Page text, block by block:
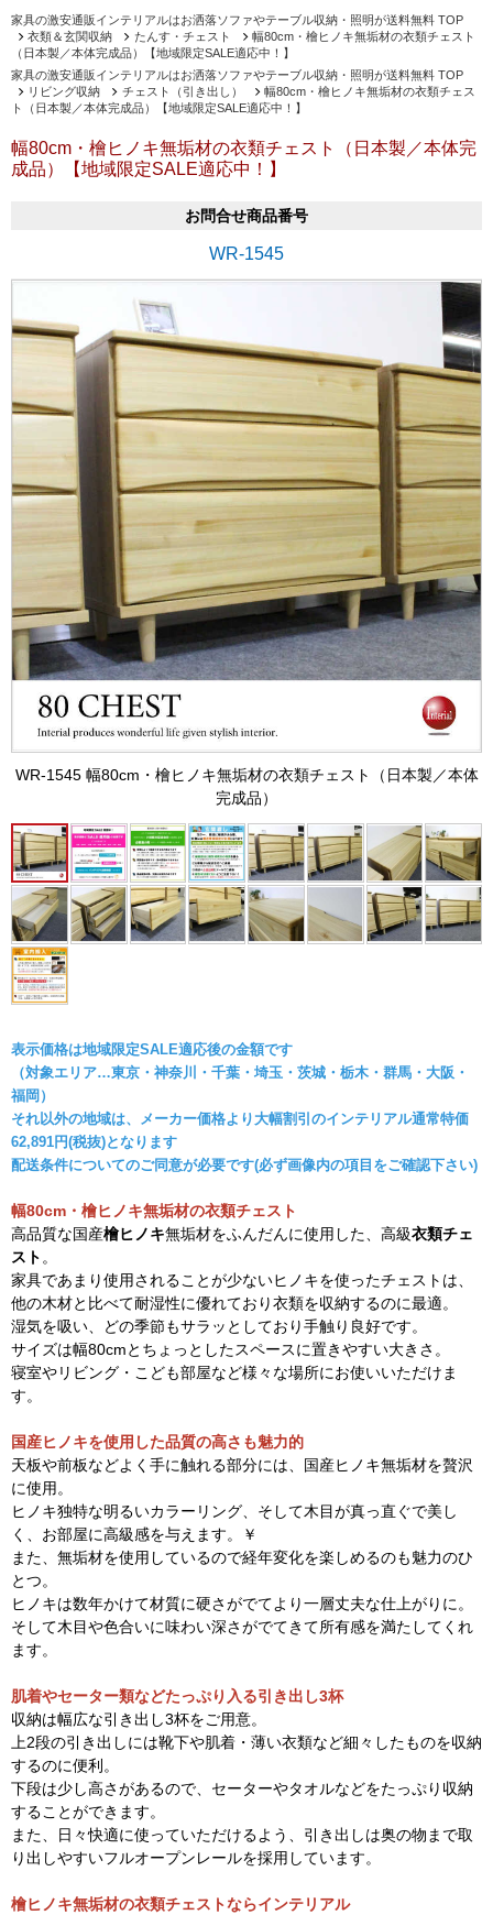
家具の激安通販インテリアルはお洒落ソファやテーブル収納・照明が送料無料 TOP
衣類＆玄関収納
たんす・チェスト
幅80cm・檜ヒノキ無垢材の衣類チェスト
（日本製／本体完成品）【地域限定SALE適応中！】
家具の激安通販インテリアルはお洒落ソファやテーブル収納・照明が送料無料 TOP
リビング収納
チェスト（引き出し）
幅80cm・檜ヒノキ無垢材の衣類チェス
ト（日本製／本体完成品）【地域限定SALE適応中！】
幅80cm・檜ヒノキ無垢材の衣類チェスト（日本製／本体完
成品）【地域限定SALE適応中！】
お問合せ商品番号
WR-1545
WR-1545 幅80cm・檜ヒノキ無垢材の衣類チェスト（日本製／本体
完成品）
表示価格は地域限定SALE適応後の金額です
（対象エリア…東京・神奈川・千葉・埼玉・茨城・栃木・群馬・大阪・
福岡）
それ以外の地域は、メーカー価格より大幅割引のインテリアル通常特価
62,891円(税抜)となります
配送条件についてのご同意が必要です(必ず画像内の項目をご確認下さい)
幅80cm・檜ヒノキ無垢材の衣類チェスト
高品質な国産檜ヒノキ無垢材をふんだんに使用した、高級衣類チェ
スト。
家具であまり使用されることが少ないヒノキを使ったチェストは、
他の木材と比べて耐湿性に優れており衣類を収納するのに最適。
湿気を吸い、どの季節もサラッとしており手触り良好です。
サイズは幅80cmとちょっとしたスペースに置きやすい大きさ。
寝室やリビング・こども部屋など様々な場所にお使いいただけま
す。
国産ヒノキを使用した品質の高さも魅力的
天板や前板などよく手に触れる部分には、国産ヒノキ無垢材を贅沢
に使用。
ヒノキ独特な明るいカラーリング、そして木目が真っ直ぐで美し
く、お部屋に高級感を与えます。￥
また、無垢材を使用しているので経年変化を楽しめるのも魅力のひ
とつ。
ヒノキは数年かけて材質に硬さがでてより一層丈夫な仕上がりに。
そして木目や色合いに味わい深さがでてきて所有感を満たしてくれ
ます。
肌着やセーター類などたっぷり入る引き出し3杯
収納は幅広な引き出し3杯をご用意。
上2段の引き出しには靴下や肌着・薄い衣類など細々したものを収納
するのに便利。
下段は少し高さがあるので、セーターやタオルなどをたっぷり収納
することができます。
また、日々快適に使っていただけるよう、引き出しは奥の物まで取
り出しやすいフルオープンレールを採用しています。
檜ヒノキ無垢材の衣類チェストならインテリアル